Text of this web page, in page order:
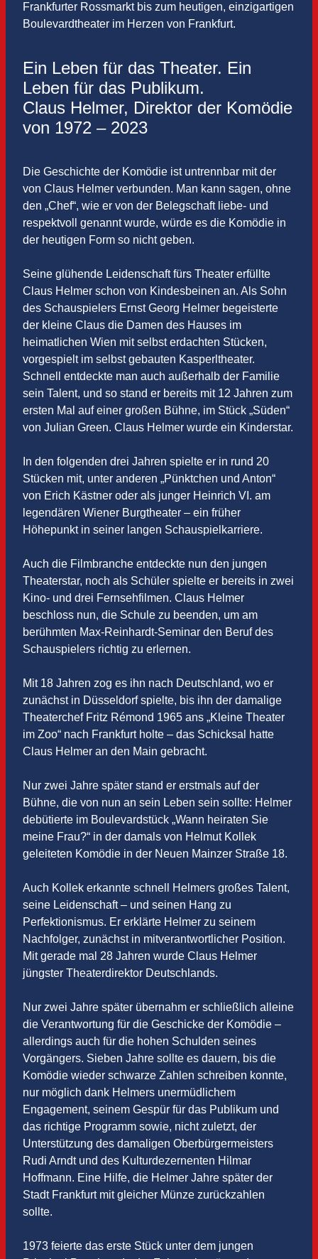
Frankfurter Rossmarkt bis zum heutigen, einzigartigen
Boulevardtheater im Herzen von Frankfurt.
Ein Leben für das Theater. Ein
Leben für das Publikum.
Claus Helmer, Direktor der Komödie
von 1972 – 2023
Die Geschichte der Komödie ist untrennbar mit der
von Claus Helmer verbunden. Man kann sagen, ohne
den „Chef“, wie er von der Belegschaft liebe- und
respektvoll genannt wurde, würde es die Komödie in
der heutigen Form so nicht geben.
Seine glühende Leidenschaft fürs Theater erfüllte
Claus Helmer schon von Kindesbeinen an. Als Sohn
des Schauspielers Ernst Georg Helmer begeisterte
der kleine Claus die Damen des Hauses im
heimatlichen Wien mit selbst erdachten Stücken,
vorgespielt im selbst gebauten Kasperltheater.
Schnell entdeckte man auch außerhalb der Familie
sein Talent, und so stand er bereits mit 12 Jahren zum
ersten Mal auf einer großen Bühne, im Stück „Süden“
von Julian Green. Claus Helmer wurde ein Kinderstar.
In den folgenden drei Jahren spielte er in rund 20
Stücken mit, unter anderen „Pünktchen und Anton“
von Erich Kästner oder als junger Heinrich VI. am
legendären Wiener Burgtheater – ein früher
Höhepunkt in seiner langen Schauspielkarriere.
Auch die Filmbranche entdeckte nun den jungen
Theaterstar, noch als Schüler spielte er bereits in zwei
Kino- und drei Fernsehfilmen. Claus Helmer
beschloss nun, die Schule zu beenden, um am
berühmten Max-Reinhardt-Seminar den Beruf des
Schauspielers richtig zu erlernen.
Mit 18 Jahren zog es ihn nach Deutschland, wo er
zunächst in Düsseldorf spielte, bis ihn der damalige
Theaterchef Fritz Rémond 1965 ans „Kleine Theater
im Zoo“ nach Frankfurt holte – das Schicksal hatte
Claus Helmer an den Main gebracht.
Nur zwei Jahre später stand er erstmals auf der
Bühne, die von nun an sein Leben sein sollte: Helmer
debütierte im Boulevardstück „Wann heiraten Sie
meine Frau?“ in der damals von Helmut Kollek
geleiteten Komödie in der Neuen Mainzer Straße 18.
Auch Kollek erkannte schnell Helmers großes Talent,
seine Leidenschaft – und seinen Hang zu
Perfektionismus. Er erklärte Helmer zu seinem
Nachfolger, zunächst in mitverantwortlicher Position.
Mit gerade mal 28 Jahren wurde Claus Helmer
jüngster Theaterdirektor Deutschlands.
Nur zwei Jahre später übernahm er schließlich alleine
die Verantwortung für die Geschicke der Komödie –
allerdings auch für die hohen Schulden seines
Vorgängers. Sieben Jahre sollte es dauern, bis die
Komödie wieder schwarze Zahlen schreiben konnte,
nur möglich dank Helmers unermüdlichem
Engagement, seinem Gespür für das Publikum und
das richtige Programm sowie, nicht zuletzt, der
Unterstützung des damaligen Oberbürgermeisters
Rudi Arndt und des Kulturdezernenten Hilmar
Hoffmann. Eine Hilfe, die Helmer Jahre später der
Stadt Frankfurt mit gleicher Münze zurückzahlen
sollte.
1973 feierte das erste Stück unter dem jungen